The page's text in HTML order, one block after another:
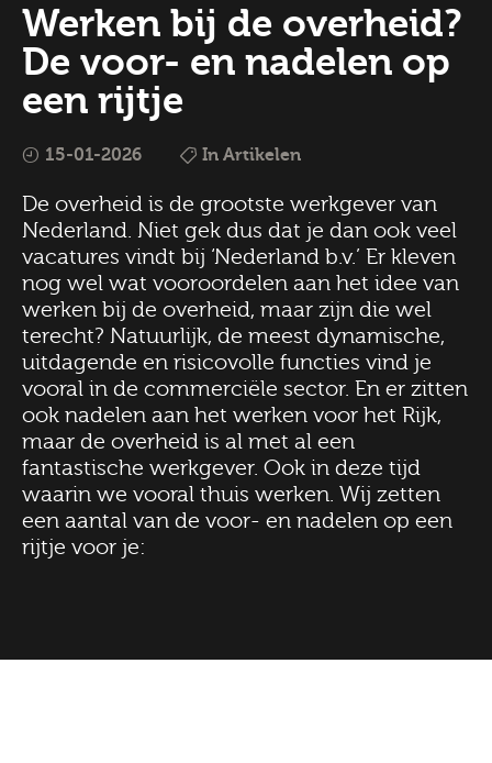
Werken bij de overheid?
De voor- en nadelen op
een rijtje
15-01-2026 In Artikelen
De overheid is de grootste werkgever van
Nederland. Niet gek dus dat je dan ook veel
vacatures vindt bij ‘Nederland b.v.’ Er kleven
nog wel wat vooroordelen aan het idee van
werken bij de overheid, maar zijn die wel
terecht? Natuurlijk, de meest dynamische,
uitdagende en risicovolle functies vind je
vooral in de commerciële sector. En er zitten
ook nadelen aan het werken voor het Rijk,
maar de overheid is al met al een
fantastische werkgever. Ook in deze tijd
waarin we vooral thuis werken. Wij zetten
een aantal van de voor- en nadelen op een
rijtje voor je: